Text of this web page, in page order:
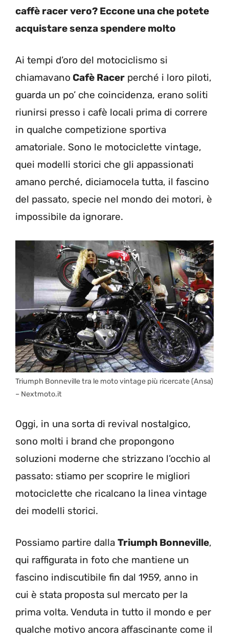
caffè racer vero? Eccone una che potete
acquistare senza spendere molto
Ai tempi d’oro del motociclismo si
chiamavano Cafè Racer perché i loro piloti,
guarda un po’ che coincidenza, erano soliti
riunirsi presso i cafè locali prima di correre
in qualche competizione sportiva
amatoriale. Sono le motociclette vintage,
quei modelli storici che gli appassionati
amano perché, diciamocela tutta, il fascino
del passato, specie nel mondo dei motori, è
impossibile da ignorare.
Triumph Bonneville tra le moto vintage più ricercate (Ansa)
– Nextmoto.it
Oggi, in una sorta di revival nostalgico,
sono molti i brand che propongono
soluzioni moderne che strizzano l’occhio al
passato: stiamo per scoprire le migliori
motociclette che ricalcano la linea vintage
dei modelli storici.
Possiamo partire dalla Triumph Bonneville,
qui raffigurata in foto che mantiene un
fascino indiscutibile fin dal 1959, anno in
cui è stata proposta sul mercato per la
prima volta. Venduta in tutto il mondo e per
qualche motivo ancora affascinante come il